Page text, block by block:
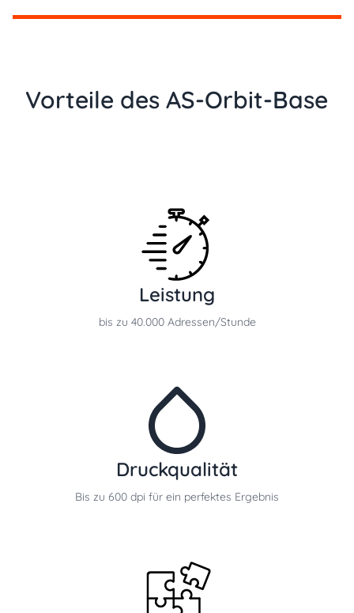
Vorteile des AS-Orbit-Base
Leistung
bis zu 40.000 Adressen/Stunde
Druckqualität
Bis zu 600 dpi für ein perfektes Ergebnis